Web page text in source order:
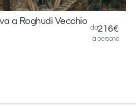
a Roghudi Vecchio
da216€
a persona